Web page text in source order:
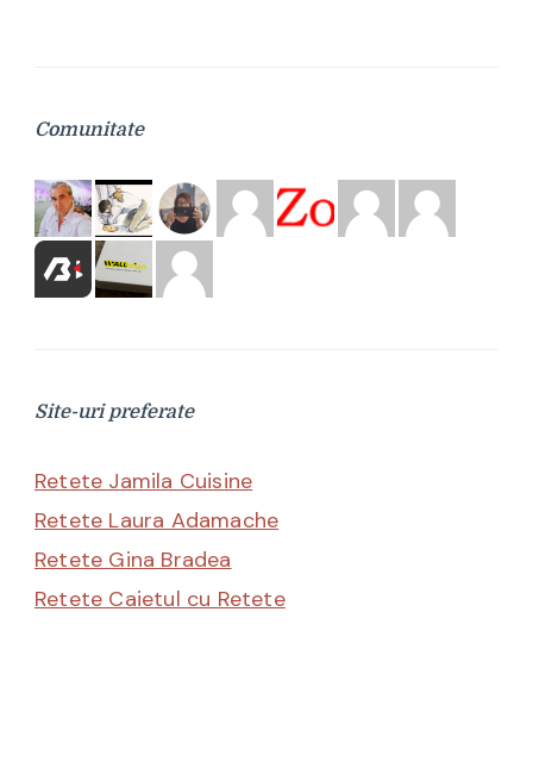
Comunitate
Site-uri preferate
Retete Jamila Cuisine
Retete Laura Adamache
Retete Gina Bradea
Retete Caietul cu Retete